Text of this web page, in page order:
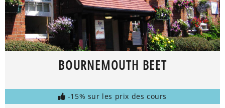
BOURNEMOUTH BEET
-15% sur les prix des cours